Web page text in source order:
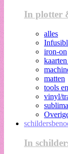
In plotter
alles
iron-on
matten
tools
vinyl/
In